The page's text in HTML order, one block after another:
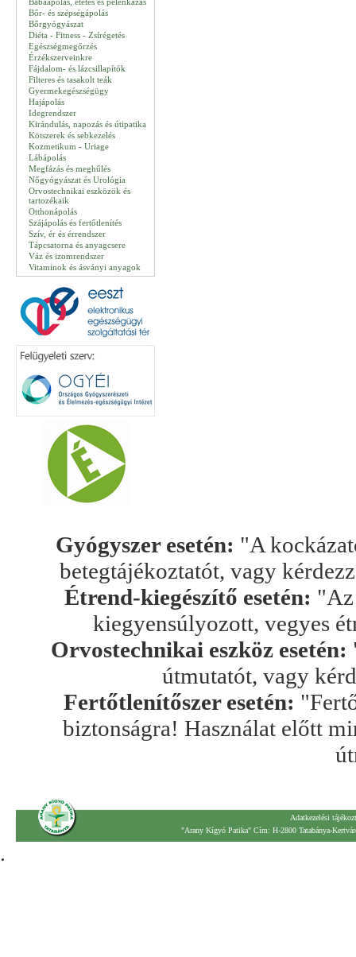
Bőr- és szépségápolás
Bőrgyógyászat
Diéta - Fitness - Zsírégetés
Egészségmegőrzés
Érzékszerveinkre
Fájdalom- és lázcsillapítók
Filteres és tasakolt teák
Gyermekegészségügy
Hajápolás
Idegrendszer
Kirándulás, napozás és útipatika
Kötszerek és sebkezelés
Kozmetikum - Uriage
Lábápolás
Megfázás és meghűlés
Nőgyógyászat és Urológia
Orvostechnikai eszközök és
tartozékaik
Otthonápolás
Szájápolás és fertőtlenítés
Szív, ér és érrendszer
Tápcsatorna és anyagcsere
Váz és izomrendszer
Vitaminok és ásványi anyagok
Gyógyszer esetén: "A
betegtájékoztatót, vagy
Étrend-kiegészítő esetén: "Az
kiegyensúlyozott, vegyes
Orvostechnikai eszköz esetén:
útmutatót, vagy
Fertőtlenítőszer esetén:
biztonságra! Használat előtt
Adatkezelési
"Arany Kígyó Patika" Cím: H-2800 Tatabánya-
.